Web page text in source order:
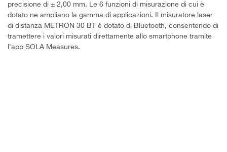
precisione di ± 2,00 mm. Le 6 funzioni di misurazione di cui è
dotato ne ampliano la gamma di applicazioni. Il misuratore laser
di distanza METRON 30 BT è dotato di Bluetooth, consentendo di
tramettere i valori misurati direttamente allo smartphone tramite
l'app SOLA Measures.